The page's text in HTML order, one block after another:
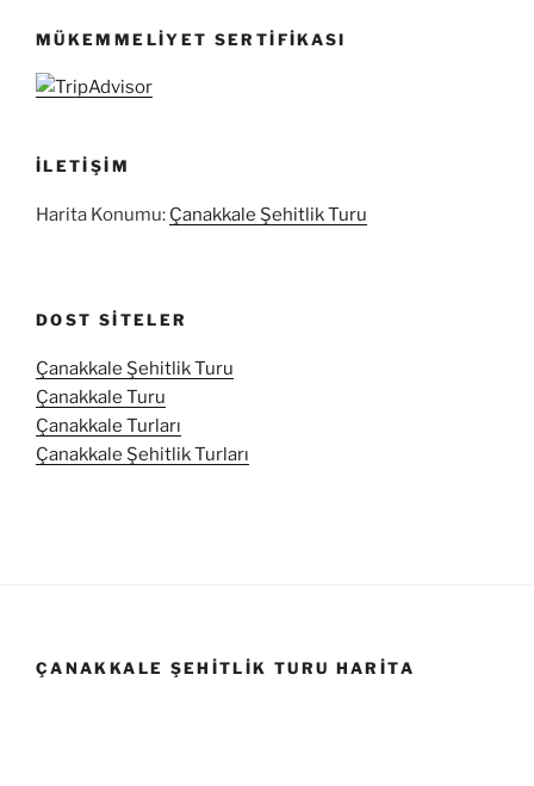
MÜKEMMELIYET SERTIFIKASI
İLETIŞIM
Harita Konumu: Çanakkale Şehitlik Turu
DOST SITELER
Çanakkale Şehitlik Turu
Çanakkale Turu
Çanakkale Turları
Çanakkale Şehitlik Turları
ÇANAKKALE ŞEHITLIK TURU HARITA